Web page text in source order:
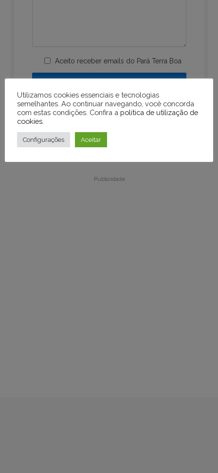
Aceito receber emails do Pará Terra Boa
Publicidade
Publicidade
Utilizamos cookies essenciais e tecnologias
semelhantes. Ao continuar navegando, você concorda
com estas condições. Confira a política de utilização de
cookies
Configurações Aceitar